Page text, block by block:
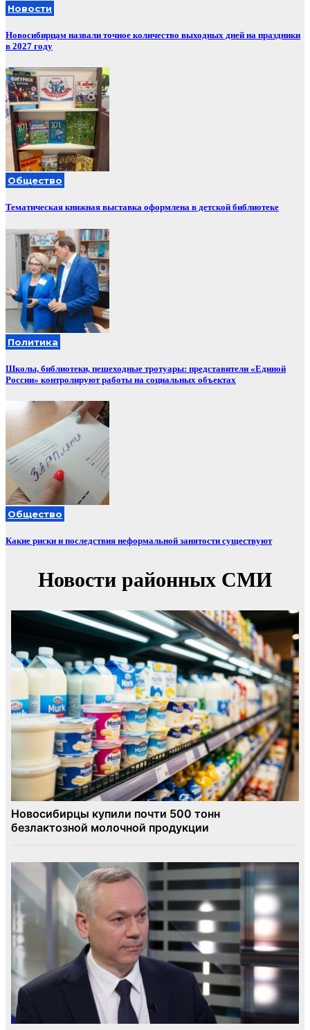
Новости
Новосибирцам назвали точное количество выходных дней на праздники
в 2027 году
Общество
Тематическая книжная выставка оформлена в детской библиотеке
Политика
Школы, библиотеки, пешеходные тротуары: представители «Единой
России» контролируют работы на социальных объектах
Общество
Какие риски и последствия неформальной занятости существуют